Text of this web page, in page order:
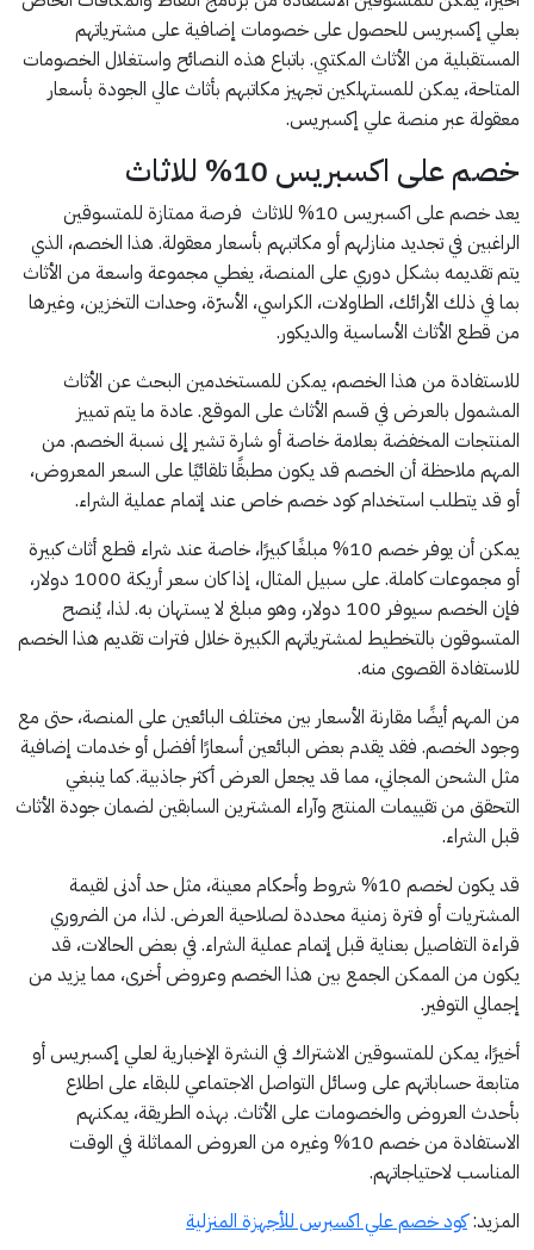
بعلي إكسبريس للحصول على خصومات إضافية على مشترياتهم
المستقبلية من الأثاث المكتبي. باتباع هذه النصائح واستغلال الخصومات
المتاحة، يمكن للمستهلكين تجهيز مكاتبهم بأثاث عالي الجودة بأسعار
معقولة عبر منصة علي إكسبريس.
خصم على اكسبريس 10% للاثاث
يعد خصم على اكسبريس 10% للاثاث فرصة ممتازة للمتسوقين
الراغبين في تجديد منازلهم أو مكاتبهم بأسعار معقولة. هذا الخصم، الذي
يتم تقديمه بشكل دوري على المنصة، يغطي مجموعة واسعة من الأثاث
بما في ذلك الأرائك، الطاولات، الكراسي، الأسرّة، وحدات التخزين، وغيرها
من قطع الأثاث الأساسية والديكور.
للاستفادة من هذا الخصم، يمكن للمستخدمين البحث عن الأثاث
المشمول بالعرض في قسم الأثاث على الموقع. عادة ما يتم تمييز
المنتجات المخفضة بعلامة خاصة أو شارة تشير إلى نسبة الخصم. من
المهم ملاحظة أن الخصم قد يكون مطبقًا تلقائيًا على السعر المعروض،
أو قد يتطلب استخدام كود خصم خاص عند إتمام عملية الشراء.
يمكن أن يوفر خصم 10% مبلغًا كبيرًا، خاصة عند شراء قطع أثاث كبيرة
أو مجموعات كاملة. على سبيل المثال، إذا كان سعر أريكة 1000 دولار،
فإن الخصم سيوفر 100 دولار، وهو مبلغ لا يستهان به. لذا، يُنصح
المتسوقون بالتخطيط لمشترياتهم الكبيرة خلال فترات تقديم هذا الخصم
للاستفادة القصوى منه.
من المهم أيضًا مقارنة الأسعار بين مختلف البائعين على المنصة، حتى مع
وجود الخصم. فقد يقدم بعض البائعين أسعارًا أفضل أو خدمات إضافية
مثل الشحن المجاني، مما قد يجعل العرض أكثر جاذبية. كما ينبغي
التحقق من تقييمات المنتج وآراء المشترين السابقين لضمان جودة الأثاث
قبل الشراء.
قد يكون لخصم 10% شروط وأحكام معينة، مثل حد أدنى لقيمة
المشتريات أو فترة زمنية محددة لصلاحية العرض. لذا، من الضروري
قراءة التفاصيل بعناية قبل إتمام عملية الشراء. في بعض الحالات، قد
يكون من الممكن الجمع بين هذا الخصم وعروض أخرى، مما يزيد من
إجمالي التوفير.
أخيرًا، يمكن للمتسوقين الاشتراك في النشرة الإخبارية لعلي إكسبريس أو
متابعة حساباتهم على وسائل التواصل الاجتماعي للبقاء على اطلاع
بأحدث العروض والخصومات على الأثاث. بهذه الطريقة، يمكنهم
الاستفادة من خصم 10% وغيره من العروض المماثلة في الوقت
المناسب لاحتياجاتهم.
المزيد:كود خصم علي اكسبرس للأجهزة المنزلية